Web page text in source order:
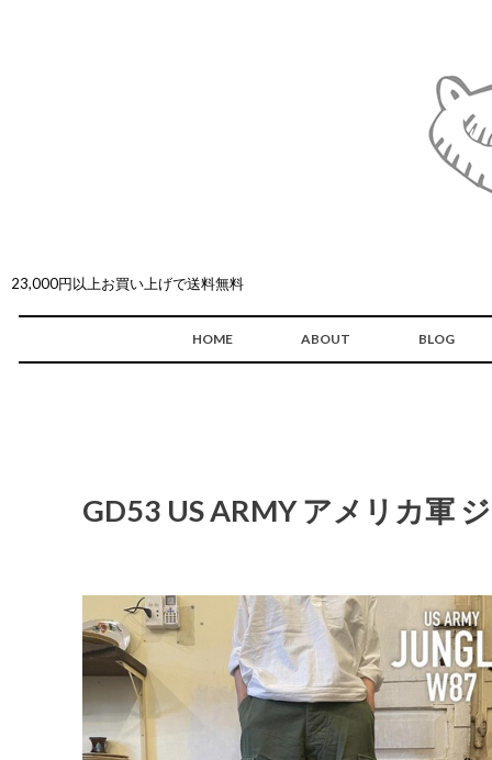
23,000円以上お買い上げで送料無料
HOME ABOUT BLOG
GD53 US ARMY アメリカ軍